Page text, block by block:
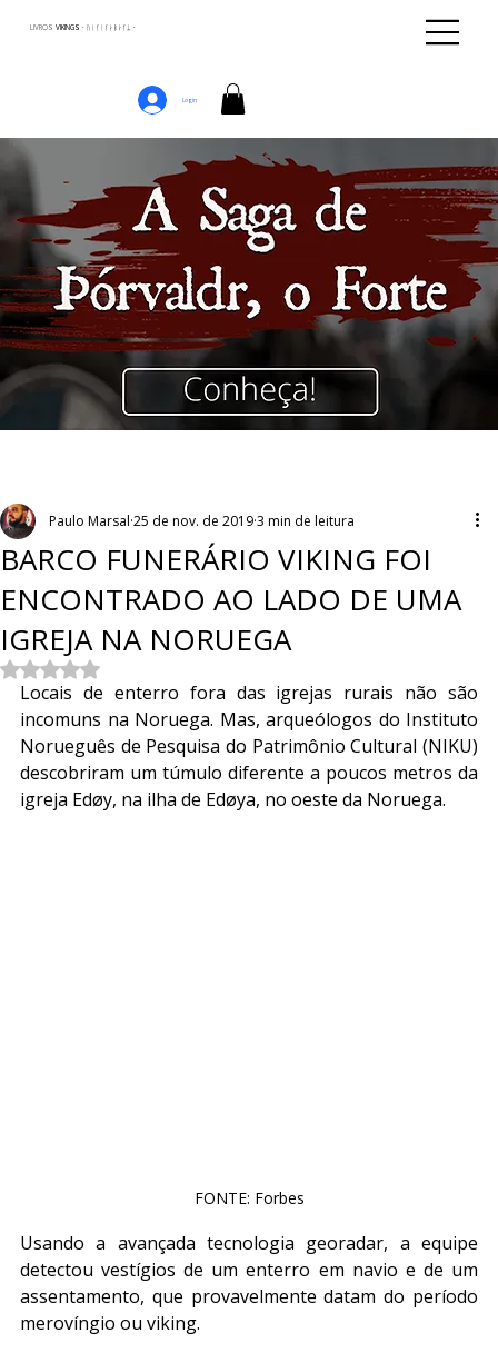
LIVROS VIKINGS · ᚢᛁᚴᛁᚴᛅᛒᛅᚴᛦ ·
Login
BARCO FUNERÁRIO VIKING FOI
ENCONTRADO AO LADO DE UMA
IGREJA NA NORUEGA
Paulo Marsal 25 de nov. de 20193 min de leitura
Avaliado com NaN de 5 estrelas.
Locais de enterro fora das igrejas rurais não são
incomuns na Noruega. Mas, arqueólogos do Instituto
Norueguês de Pesquisa do Patrimônio Cultural (NIKU)
descobriram um túmulo diferente a poucos metros da
igreja Edøy, na ilha de Edøya, no oeste da Noruega.
FONTE: Forbes
Usando a avançada tecnologia georadar, a equipe
detectou vestígios de um enterro em navio e de um
assentamento, que provavelmente datam do período
merovíngio ou viking.